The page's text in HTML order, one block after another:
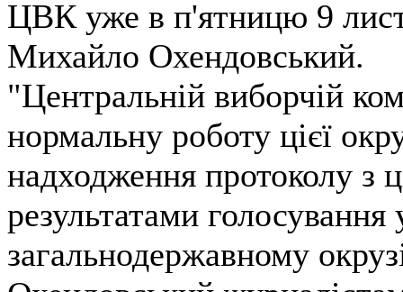
ЦВК уже в п'ятницю 9
Михайло Охендовський.
"Центральній виборчій
нормальну роботу цієї
надходження протоколу з
результатами
загальнодержавному